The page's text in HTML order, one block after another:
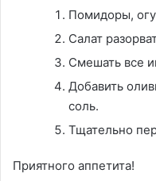
Помидоры,
Салат
Смешать все
Добавить
соль.
Тщательно
Приятного аппетита!